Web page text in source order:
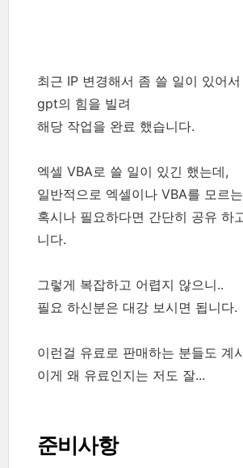
최근 IP 변경해서 좀 쓸 일이 있어
gpt의 힘을 빌려
해당 작업을 완료 했습니다.
엑셀 VBA로 쓸 일이 있긴 했는데,
일반적으로 엑셀이나 VBA를 모르
혹시나 필요하다면 간단히 공유 하
니다.
그렇게 복잡하고 어렵지 않으니..
필요 하신분은 대강 보시면 됩니다.
이런걸 유료로 판매하는 분들도 계
이게 왜 유료인지는 저도 잘...
준비사항